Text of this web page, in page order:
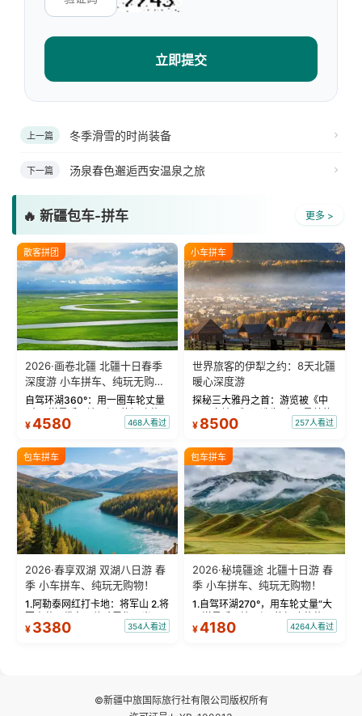
立即提交
上一篇 冬季滑雪的时尚装备
下一篇 汤泉春色邂逅西安温泉之旅
🔥 新疆包车-拼车 更多 >
散客拼团
2026·画卷北疆 北疆十日春季
深度游 小车拼车、纯玩无购
物！
自驾环湖360°：用一圈车轮丈量
“大西洋最后一滴眼泪”的极致蔚
蓝。 赛湖旅拍：甄选多款风格服
绝美瞬间。 赛湖坦克300跟车视
频：专业摄影师...
¥4580 468人看过
小车拼车
世界旅客的伊犁之约：8天北疆
暖心深度游
探秘三大雅丹之首：游览被《中
国国家地理》评选为“中国最美的
三大雅丹”第一名的克拉玛依魔鬼
瓦人最大村落——禾木村，欣赏
晨雾与小木...
¥ 8500 257人看过
包车拼车
2026·春享双湖 双湖八日游 春
季 小车拼车、纯玩无购物！
1.阿勒泰网红打卡地：将军山 2.将
军山落日缆车，体验雪都风光 3.
将军山，夕阳派对，蹦迪party 4.
¥ 3380 354人看过
包车拼车
2026·秘境疆途 北疆十日游 春
季 小车拼车、纯玩无购物！
1.自驾环湖270°，用车轮丈量“大
西洋最后一滴眼泪”的极致蔚蓝，
让雪山、花海与深邃湖水在转弯
¥4180 4264人看过
©新疆中旅国际旅行社有限公司版权所有